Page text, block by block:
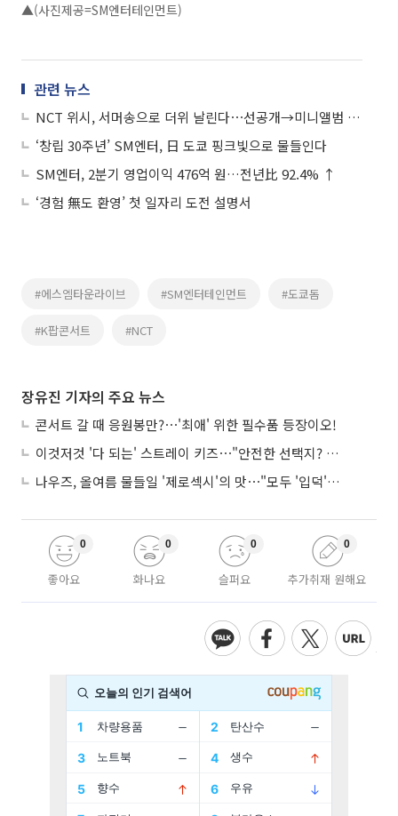
▲(사진제공=SM엔터테인먼트)
관련 뉴스
NCT 위시, 서머송으로 더위 날린다⋯선공개→미니앨범 내달 1일 발매
‘창립 30주년’ SM엔터, 日 도쿄 핑크빛으로 물들인다
SM엔터, 2분기 영업이익 476억 원…전년比 92.4% ↑
‘경험 無도 환영’ 첫 일자리 도전 설명서
#에스엠타운라이브 #SM엔터테인먼트 #도쿄돔
#K팝콘서트 #NCT
장유진 기자의 주요 뉴스
콘서트 갈 때 응원봉만?⋯'최애' 위한 필수품 등장이오!
이것저것 '다 되는' 스트레이 키즈⋯"안전한 선택지? 도전이 재밌죠"
나우즈, 올여름 물들일 '제로섹시'의 맛⋯"모두 '입덕'시킬 것"
좋아요
0
화나요
0
슬퍼요
0
추가취재 원해요
0